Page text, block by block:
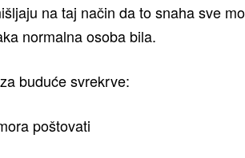
na taj način da to snaha sve
normalna osoba bila.
buduće svrekrve:
poštovati